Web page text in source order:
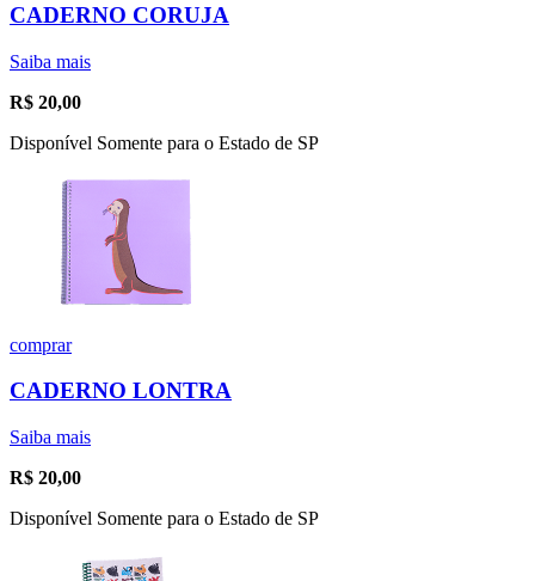
CADERNO CORUJA
Saiba mais
R$ 20,00
Disponível Somente para o Estado de SP
comprar
CADERNO LONTRA
Saiba mais
R$ 20,00
Disponível Somente para o Estado de SP